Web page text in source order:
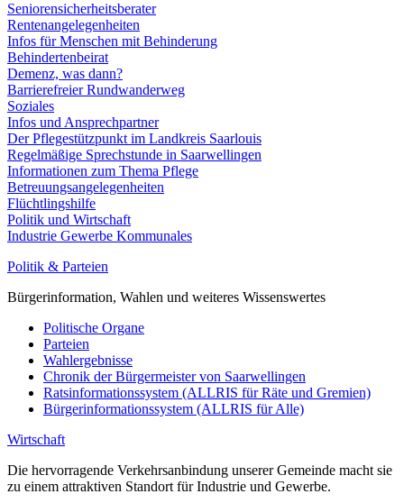
Seniorensicherheitsberater
Rentenangelegenheiten
Infos für Menschen mit Behinderung
Behindertenbeirat
Demenz, was dann?
Barrierefreier Rundwanderweg
Soziales
Infos und Ansprechpartner
Der Pflegestützpunkt im Landkreis Saarlouis
Regelmäßige Sprechstunde in Saarwellingen
Informationen zum Thema Pflege
Betreuungsangelegenheiten
Flüchtlingshilfe
Politik und Wirtschaft
Industrie Gewerbe Kommunales
Politik & Parteien
Bürgerinformation, Wahlen und weiteres Wissenswertes
Politische Organe
Parteien
Wahlergebnisse
Chronik der Bürgermeister von Saarwellingen
Ratsinformationssystem (ALLRIS für Räte und Gremien)
Bürgerinformationssystem (ALLRIS für Alle)
Wirtschaft
Die hervorragende Verkehrsanbindung unserer Gemeinde macht sie
zu einem attraktiven Standort für Industrie und Gewerbe.